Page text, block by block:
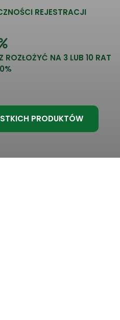
REJESTRACJI
ROZŁOŻYĆ NA 3 LUB 10 RAT
0%
PRODUKTÓW